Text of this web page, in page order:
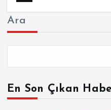
Ara
En Son Çıkan